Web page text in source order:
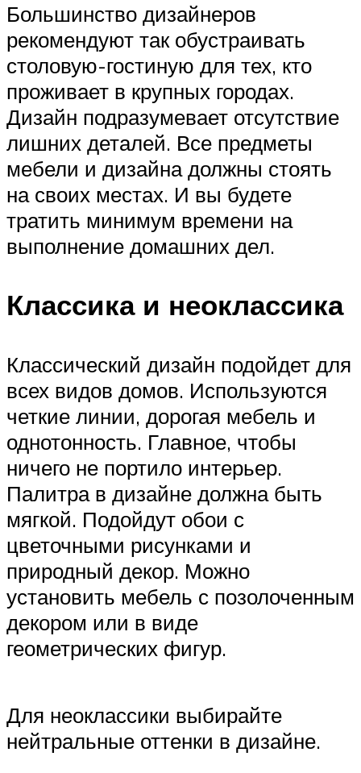
Большинство дизайнеров
рекомендуют так обустраивать
столовую-гостиную для тех, кто
проживает в крупных городах.
Дизайн подразумевает отсутствие
лишних деталей. Все предметы
мебели и дизайна должны стоять
на своих местах. И вы будете
тратить минимум времени на
выполнение домашних дел.
Классика и неоклассика
Классический дизайн подойдет для
всех видов домов. Используются
четкие линии, дорогая мебель и
однотонность. Главное, чтобы
ничего не портило интерьер.
Палитра в дизайне должна быть
мягкой. Подойдут обои с
цветочными рисунками и
природный декор. Можно
установить мебель с позолоченным
декором или в виде
геометрических фигур.
Для неоклассики выбирайте
нейтральные оттенки в дизайне.